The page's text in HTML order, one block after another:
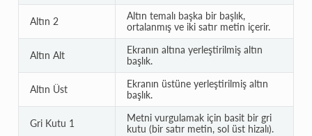
Altın 2
Altın temalı başka bir başlık,
ortalanmış ve iki satır metin içerir.
Altın Alt
Ekranın altına yerleştirilmiş altın
başlık.
Altın Üst
Ekranın üstüne yerleştirilmiş altın
başlık.
Gri Kutu 1
Metni vurgulamak için basit bir gri
kutu (bir satır metin, sol üst hizalı).